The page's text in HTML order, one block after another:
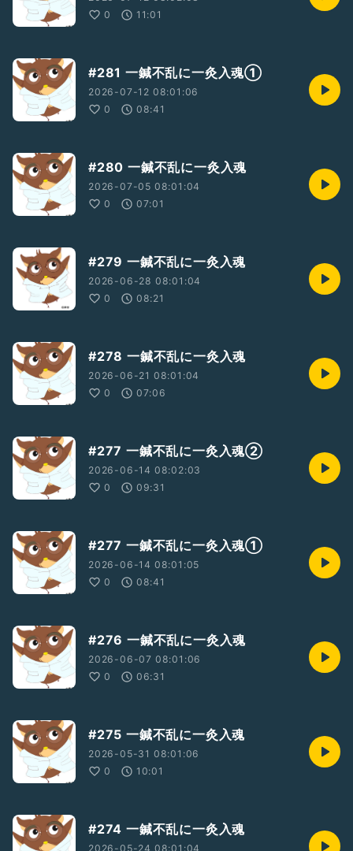
0
11:01
#281 一鍼不乱に一灸入魂①
2026-07-12 08:01:06
0
08:41
#280 一鍼不乱に一灸入魂
2026-07-05 08:01:04
0
07:01
#279 一鍼不乱に一灸入魂
2026-06-28 08:01:04
0
08:21
#278 一鍼不乱に一灸入魂
2026-06-21 08:01:04
0
07:06
#277 一鍼不乱に一灸入魂②
2026-06-14 08:02:03
0
09:31
#277 一鍼不乱に一灸入魂①
2026-06-14 08:01:05
0
08:41
#276 一鍼不乱に一灸入魂
2026-06-07 08:01:06
0
06:31
#275 一鍼不乱に一灸入魂
2026-05-31 08:01:06
0
10:01
#274 一鍼不乱に一灸入魂
2026-05-24 08:01:04